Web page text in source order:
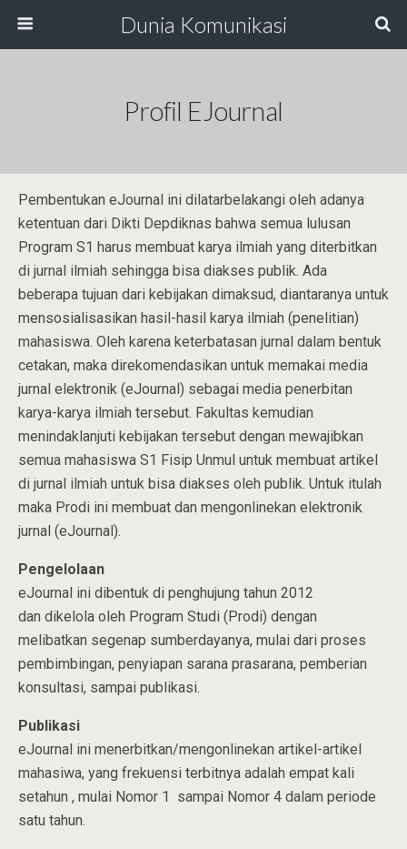
Dunia Komunikasi
Profil EJournal
Pembentukan eJournal ini dilatarbelakangi oleh adanya
ketentuan dari Dikti Depdiknas bahwa semua lulusan
Program S1 harus membuat karya ilmiah yang diterbitkan
di jurnal ilmiah sehingga bisa diakses publik. Ada
beberapa tujuan dari kebijakan dimaksud, diantaranya untuk
mensosialisasikan hasil-hasil karya ilmiah (penelitian)
mahasiswa. Oleh karena keterbatasan jurnal dalam bentuk
cetakan, maka direkomendasikan untuk memakai media
jurnal elektronik (eJournal) sebagai media penerbitan
karya-karya ilmiah tersebut. Fakultas kemudian
menindaklanjuti kebijakan tersebut dengan mewajibkan
semua mahasiswa S1 Fisip Unmul untuk membuat artikel
di jurnal ilmiah untuk bisa diakses oleh publik. Untuk itulah
maka Prodi ini membuat dan mengonlinekan elektronik
jurnal (eJournal).
Pengelolaan
eJournal ini dibentuk di penghujung tahun 2012
dan dikelola oleh Program Studi (Prodi) dengan
melibatkan segenap sumberdayanya, mulai dari proses
pembimbingan, penyiapan sarana prasarana, pemberian
konsultasi, sampai publikasi.
Publikasi
eJournal ini menerbitkan/mengonlinekan artikel-artikel
mahasiwa, yang frekuensi terbitnya adalah empat kali
setahun , mulai Nomor 1 sampai Nomor 4 dalam periode
satu tahun.